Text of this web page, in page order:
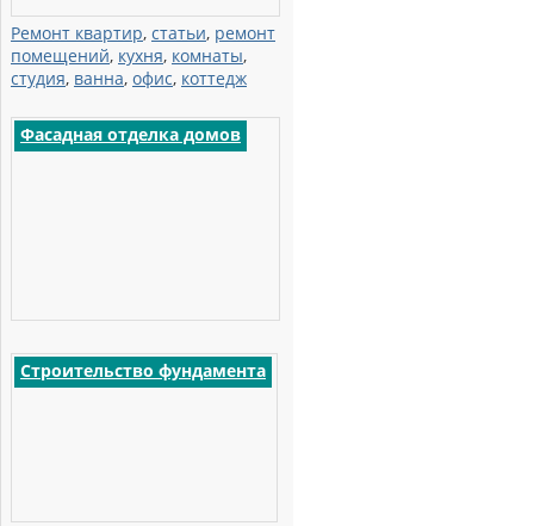
Ремонт квартир, статьи, ремонт
помещений, кухня, комнаты,
студия, ванна, офис, коттедж
Фасадная отделка домов
Строительство фундамента